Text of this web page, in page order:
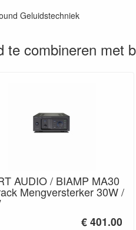
Geluidstechniek
te combineren met
AUDIO / BIAMP MA30
Mengversterker 30W /
€ 401.00